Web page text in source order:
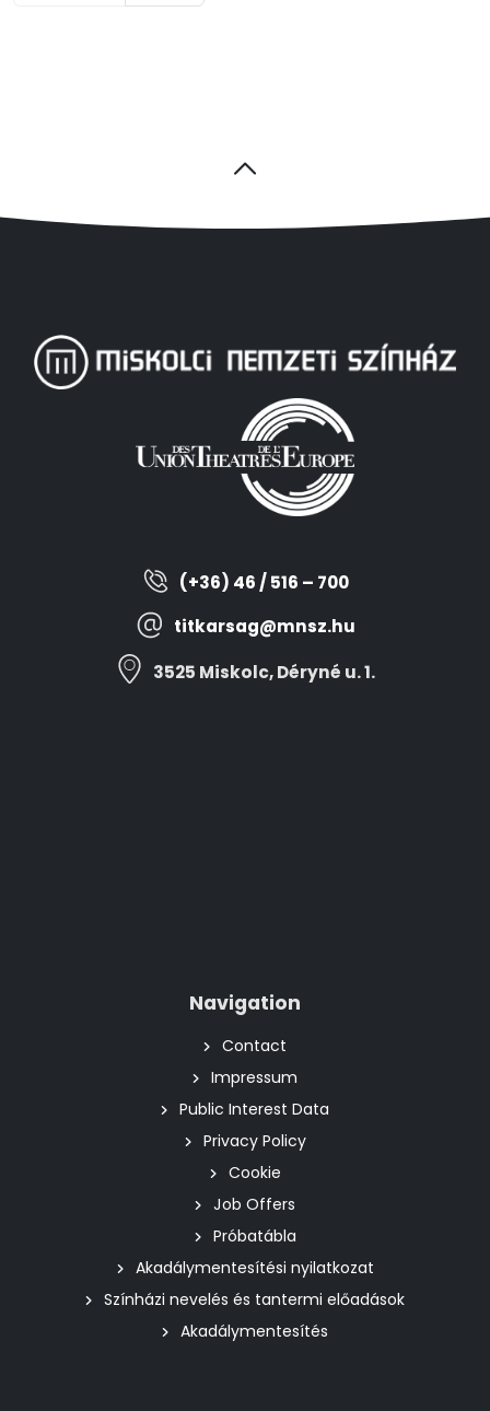
(+36) 46 / 516 – 700
titkarsag@mnsz.hu
3525 Miskolc, Déryné u. 1.
Navigation
Contact
Impressum
Public Interest Data
Privacy Policy
Cookie
Job Offers
Próbatábla
Akadálymentesítési nyilatkozat
Színházi nevelés és tantermi előadások
Akadálymentesítés